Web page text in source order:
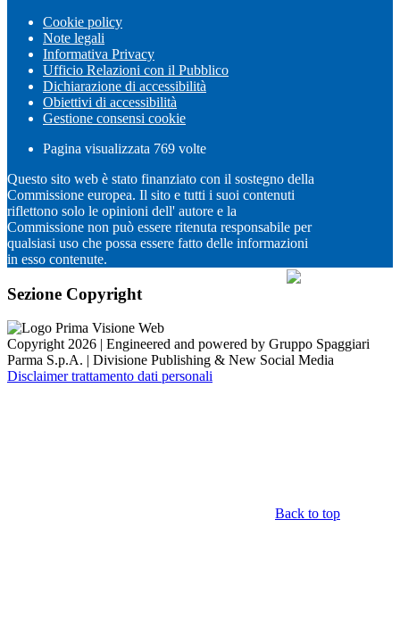
Cookie policy
Note legali
Informativa Privacy
Ufficio Relazioni con il Pubblico
Dichiarazione di accessibilità
Obiettivi di accessibilità
Gestione consensi cookie
Pagina visualizzata 769 volte
Questo sito web è stato finanziato con il sostegno della
Commissione europea. Il sito e tutti i suoi contenuti
riflettono solo le opinioni dell' autore e la
Commissione non può essere ritenuta responsabile per
qualsiasi uso che possa essere fatto delle informazioni
in esso contenute.
Sezione Copyright
Copyright 2026 | Engineered and powered by Gruppo Spaggiari
Parma S.p.A. | Divisione Publishing & New Social Media
Disclaimer trattamento dati personali
Back to top